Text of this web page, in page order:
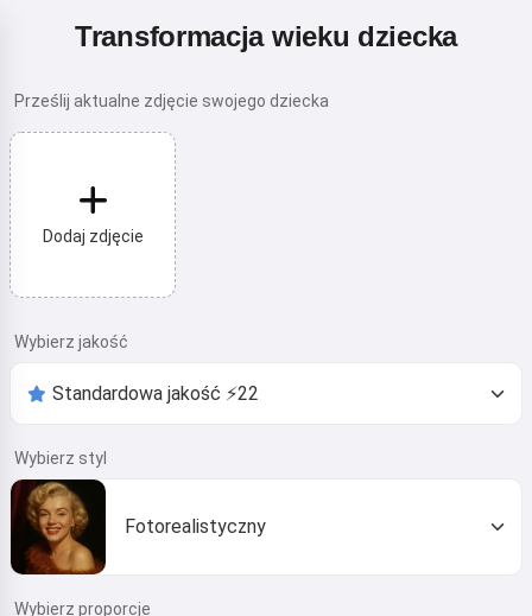
Transformacja wieku dziecka
Prześlij aktualne zdjęcie swojego dziecka
Dodaj zdjęcie
Wybierz jakość
Wybierz styl
Fotorealistyczny
Wybierz proporcje